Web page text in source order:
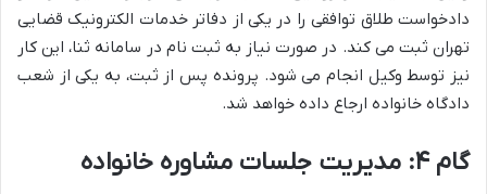
دادخواست طلاق توافقی را در یکی از دفاتر خدمات الکترونیک قضایی
تهران ثبت می کند. در صورت نیاز به ثبت نام در سامانه ثنا، این کار
نیز توسط وکیل انجام می شود. پرونده پس از ثبت، به یکی از شعب
دادگاه خانواده ارجاع داده خواهد شد.
گام ۴: مدیریت جلسات مشاوره خانواده